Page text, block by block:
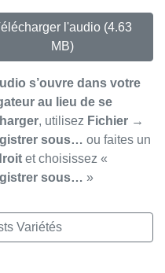
l'audio (4.63
MB)
s’ouvre dans votre
au lieu de se
, utilisez Fichier →
sous… ou faites un
et choisissez «
sous… »
Variétés